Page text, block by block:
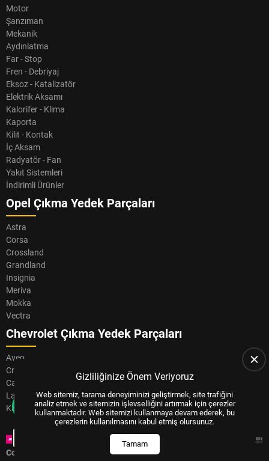
Motor
Şanzıman
Mekanik
Aydınlatma
Far - Stop
Fren - Debriyaj
Eksoz - Katalizatör
Elektrik Aksamı
Kalorifer - Klima
Kaporta
Kilit - Kontak
İç Aksam
Radyatör - Fan
Yakıt Sistemleri
İndirimli Ürünler
Opel Çıkma Yedek Parçaları
Astra
Corsa
Crossland
Grandland
Insignia
Meriva
Mokka
Vectra
Chevrolet Çıkma Yedek Parçaları
Aveo
Cruze
Captiva
Lacetti
Kalos
Copyright © 2024, All Right ReservedUS YAZILIM
Gizliliğinize Önem Veriyoruz
Web sitemiz, tarama deneyiminizi geliştirmek, site trafiğini
analiz etmek ve sitemizin işlevselliğini artırmak için çerezler
kullanmaktadır. Web sitemizi kullanmaya devam ederek, bu
çerezlerin kullanılmasını kabul etmiş olursunuz.
Tamam